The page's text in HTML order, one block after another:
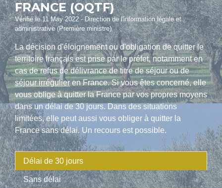
FRANCE (OQTF)
Vérifié le 11 May 2022 - Direction de l'information légale et
administrative (Première ministre)
La décision d'éloignement ou d'obligation de quitter le
territoire français est prise par le préfet, notamment en
cas de refus de délivrance de titre de séjour ou de
séjour irrégulieren France. Si vous êtes concerné, elle
vous oblige à quitter la France par vos propres moyens
dans un délai de 30 jours. Dans des situations
limitées, elle peut aussi vous obliger à quitter la
France sans délai. Un recours est possible.
Délai de 30 jours
Sans délai